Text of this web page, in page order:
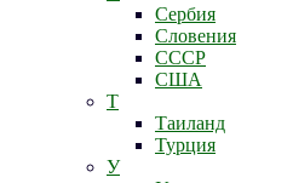
Сербия
Словения
СССР
США
Т
Таиланд
Турция
У